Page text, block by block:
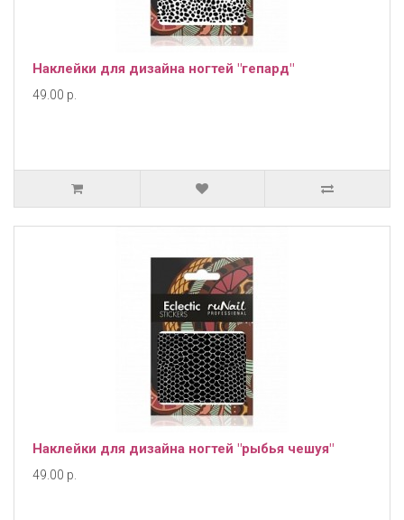
Наклейки для дизайна ногтей "гепард"
49.00 р.
Наклейки для дизайна ногтей "рыбья чешуя"
49.00 р.